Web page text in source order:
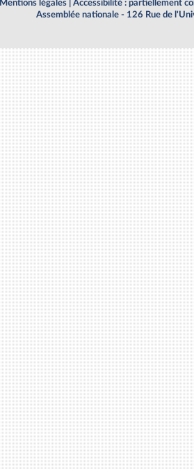
Mentions légales
Accessibilité : partiellement
Assemblée nationale - 126 Rue de